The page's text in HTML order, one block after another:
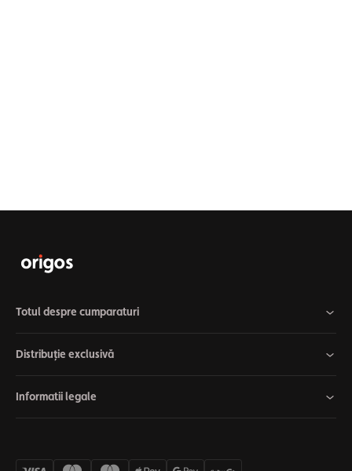
Totul despre cumparaturi
Distribuție exclusivă
Informatii legale